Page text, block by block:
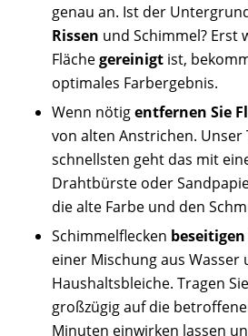
genau an. Ist der
Rissen und Schimmel? Erst
Flächegereinigtist,
optimales Farbergebnis.
Wenn nötigentfernen Sie
von alten Anstrichen. Unser
schnellsten geht das mit
Drahtbürste oder
die alte Farbe und den
Schimmelflecken beseitigen
einer Mischung aus Wasser
Haushaltsbleiche. Tragen
großzügig auf die
Minuten einwirken lassen